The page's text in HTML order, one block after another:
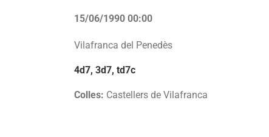
15/06/1990 00:00
Vilafranca del Penedès
4d7, 3d7, td7c
Colles: Castellers de Vilafranca